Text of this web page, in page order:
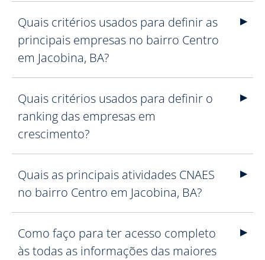
Quais critérios usados para definir as
principais empresas no bairro Centro
em Jacobina, BA?
Quais critérios usados para definir o
ranking das empresas em
crescimento?
Quais as principais atividades CNAES
no bairro Centro em Jacobina, BA?
Como faço para ter acesso completo
às todas as informações das maiores